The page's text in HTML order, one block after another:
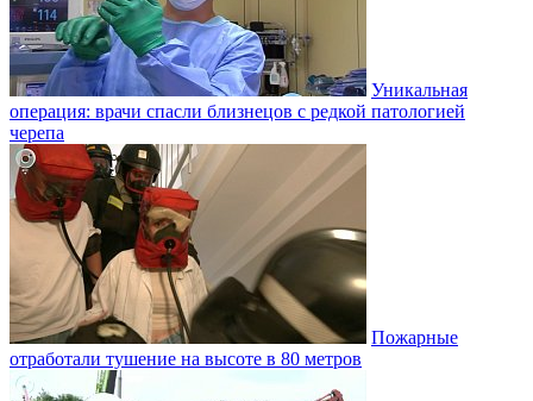
Уникальная
операция: врачи спасли близнецов с редкой патологией
черепа
Пожарные
отработали тушение на высоте в 80 метров